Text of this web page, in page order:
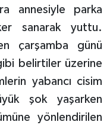
annesiyle parka
sanarak yuttu.
çarşamba günü
belirtiler üzerine
yabancı cisim
şok yaşarken
yönlendirilen